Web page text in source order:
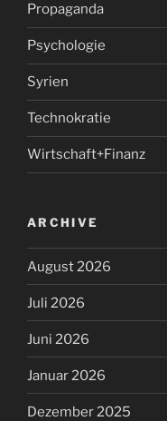
Propaganda
Psychologie
Syrien
Technokratie
Wirtschaft+Finanz
ARCHIVE
August 2026
Juli 2026
Juni 2026
Januar 2026
Dezember 2025